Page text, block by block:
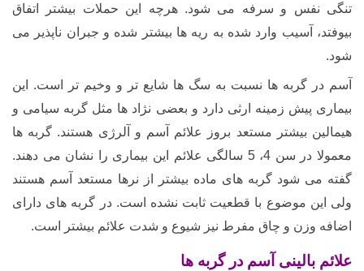
تنگی نفس و سرفه می شود. هرچه این حملات بیشتر اتفاق
بیوفتد، آسیب وارد شده به ریه ها بیشتر شده و جبران ناپذیر می
شود.
آسم در گربه ها نسبت به سگ ها شایع تر و وخیم تر است. این
بیماری پیش زمینه ارثی دارد و بعضی نژاد ها مثل گربه سیامی و
هیمالین بیشتر مستعد بروز علائم آسم و آلرژی هستند. گربه ها
معمولا در سن 4، 5 سالگی علائم این بیماری را نشان می دهند.
گفته می شود گربه های ماده بیشتر از نرها مستعد آسم هستند
ولی این موضوع با قطعیت ثابت نشده است. در گربه های دارای
اضافه وزن و چاق مفرط نیز شیوع و شدت علائم بیشتر است.
علائم بالینی آسم در گربه ها